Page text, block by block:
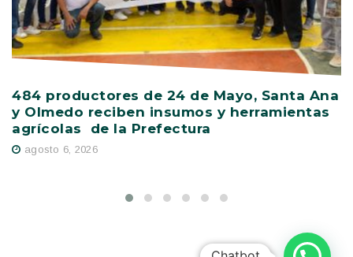
484 productores de 24 de Mayo, Santa Ana
y Olmedo reciben insumos y herramientas
agrícolas de la Prefectura
agosto 6, 2026